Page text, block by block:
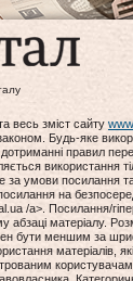
весь зміст сайту
Будь-яке
правил
використання
за умови посилання
на
/a>. Посилання/
абзаці матеріалу.
бути меншим за
матеріалів,